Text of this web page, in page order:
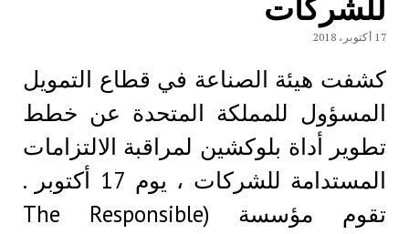
17 أكتوبر، 2018
كشفت هيئة الصناعة في قطاع التمويل
المسؤول للمملكة المتحدة عن خطط
تطوير أداة بلوكشين لمراقبة الالتزامات
المستدامة للشركات ، يوم 17 أكتوبر .
تقوم مؤسسة (The Responsible